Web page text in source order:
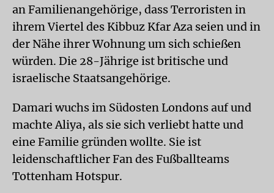
an Familienangehörige, dass Terroristen in
ihrem Viertel des Kibbuz Kfar Aza seien und in
der Nähe ihrer Wohnung um sich schießen
würden. Die 28-Jährige ist britische und
israelische Staatsangehörige.
Damari wuchs im Südosten Londons auf und
machte Aliya, als sie sich verliebt hatte und
eine Familie gründen wollte. Sie ist
leidenschaftlicher Fan des Fußballteams
Tottenham Hotspur.